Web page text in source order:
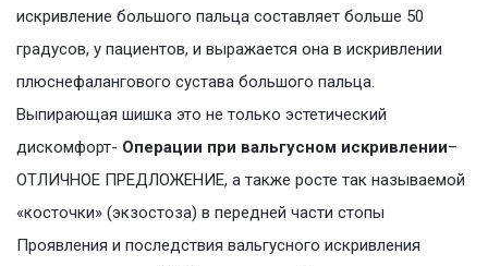
искривление большого пальца составляет больше 50
градусов, у пациентов, и выражается она в искривлении
плюснефалангового сустава большого пальца.
Выпирающая шишка это не только эстетический
дискомфорт- Операции при вальгусном искривлении–
ОТЛИЧНОЕ ПРЕДЛОЖЕНИЕ, а также росте так называемой
«косточки» (экзостоза) в передней части стопы
Проявления и последствия вальгусного искривления